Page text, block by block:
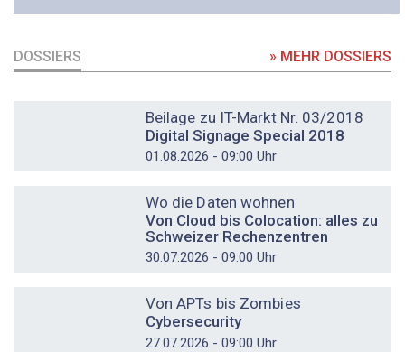
DOSSIERS » MEHR DOSSIERS
Beilage zu IT-Markt Nr. 03/2018
Digital Signage Special 2018
01.08.2026 - 09:00 Uhr
Wo die Daten wohnen
Von Cloud bis Colocation: alles zu
Schweizer Rechenzentren
30.07.2026 - 09:00 Uhr
Von APTs bis Zombies
Cybersecurity
27.07.2026 - 09:00 Uhr